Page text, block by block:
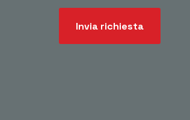
Invia richiesta